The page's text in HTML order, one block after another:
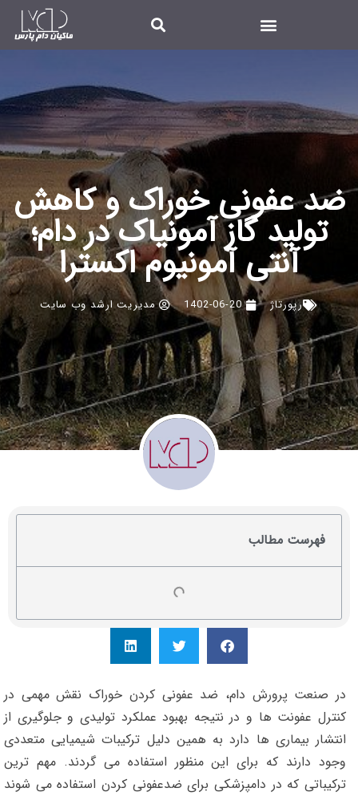
ضد عفونی خوراک و کاهش
تولید گاز آمونیاک در دام؛
آنتی آمونیوم اکسترا
رپورتاژ 1402-06-20 مدیریت ارشد وب سایت
فهرست مطالب
در صنعت پرورش دام، ضد عفونی کردن خوراک نقش مهمی در
کنترل عفونت ها و در نتیجه بهبود عملکرد تولیدی و جلوگیری از
انتشار بیماری ها دارد به همین دلیل ترکیبات شیمیایی متعددی
وجود دارند که برای این منظور استفاده می گردند. مهم ترین
ترکیباتی که در دامپزشکی برای ضدعفونی کردن استفاده می شوند